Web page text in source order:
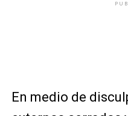
En medio de